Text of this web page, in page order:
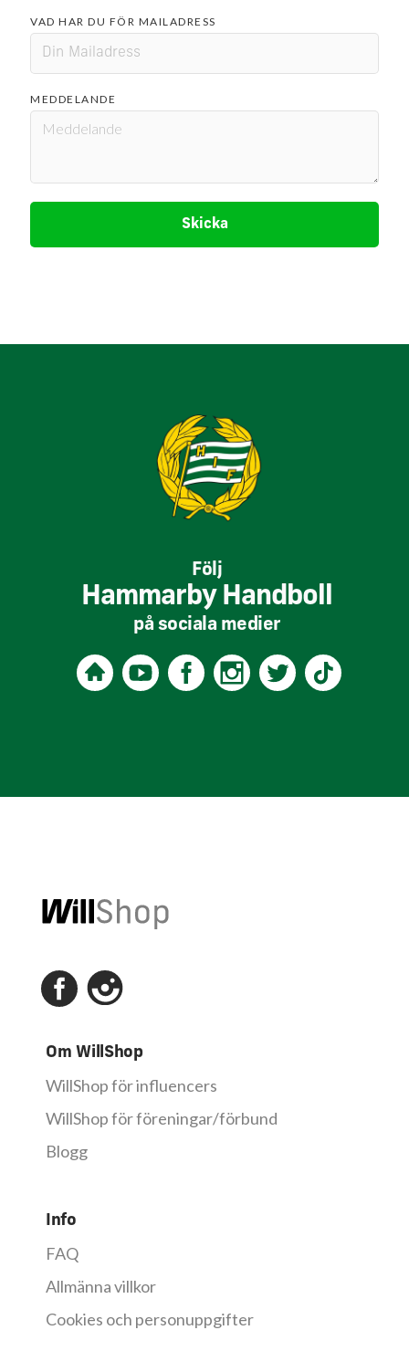
VAD HAR DU FÖR MAILADRESS
MEDDELANDE
Följ
Hammarby Handboll
på sociala medier
Om WillShop
WillShop för influencers
WillShop för föreningar/förbund
Blogg
Info
FAQ
Allmänna villkor
Cookies och personuppgifter